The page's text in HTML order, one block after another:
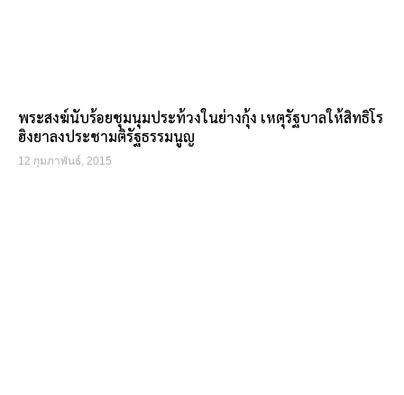
พระสงฆ์นับร้อยชุมนุมประท้วงในย่างกุ้ง เหตุรัฐบาลให้สิทธิโร
ฮิงยาลงประชามติรัฐธรรมนูญ
12 กุมภาพันธ์, 2015